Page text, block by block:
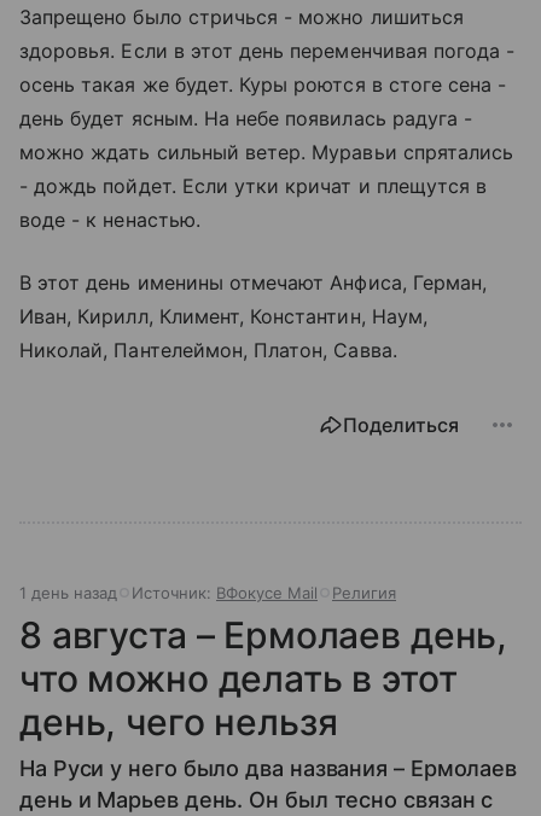
Запрещено было стричься - можно лишиться
здоровья. Если в этот день переменчивая погода -
осень такая же будет. Куры роются в стоге сена -
день будет ясным. На небе появилась радуга -
можно ждать сильный ветер. Муравьи спрятались
- дождь пойдет. Если утки кричат и плещутся в
воде - к ненастью.
В этот день именины отмечают Анфиса, Герман,
Иван, Кирилл, Климент, Константин, Наум,
Николай, Пантелеймон, Платон, Савва.
Поделиться
1 день назад Источник: ВФокусе Mail Религия
8 августа – Ермолаев день,
что можно делать в этот
день, чего нельзя
На Руси у него было два названия – Ермолаев
день и Марьев день. Он был тесно связан с